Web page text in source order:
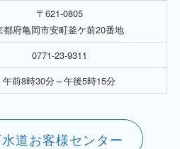
〒621-0805
都府亀岡市安町釜ケ前20番地
0771-23-9311
午前8時30分～午後5時15分
道お客様センター